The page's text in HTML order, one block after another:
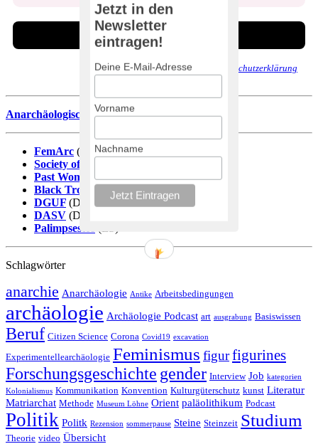
Wir senden keinen Spam! Erfahre mehr in unserer Datenschutzerklärung
Anarchäologische Literaturdatenbank
FemArc (DE)
Society of Black Archaeologists
Past Women(EN)
Black Trowel Collectiv(EN)
DGUF (DE)
DASV (DE)
Palimpsestos
Schlagwörter
anarchie Anarchäologie Antike Arbeitsbedingungen
archäologie Archäologie Podcast art ausgrabung Basiswissen
Beruf Citizen Science Corona Covid19 excavation
Experimentellearchäologie Feminismus figurfigurines
Forschungsgeschichte gender Interview Job kategorien
Kolonialismus Kommunikation Konvention Kulturgüterschutz kunst Literatur
Matriarchat Methode Museum Löhne Orient paläolithikum Podcast
Politik Politk Rezension sommerpause Steine Steinzeit Studium
Theorie video Übersicht
Jetzt in den
Newsletter
eintragen!
Deine E-Mail-Adresse
Vorname
Nachname